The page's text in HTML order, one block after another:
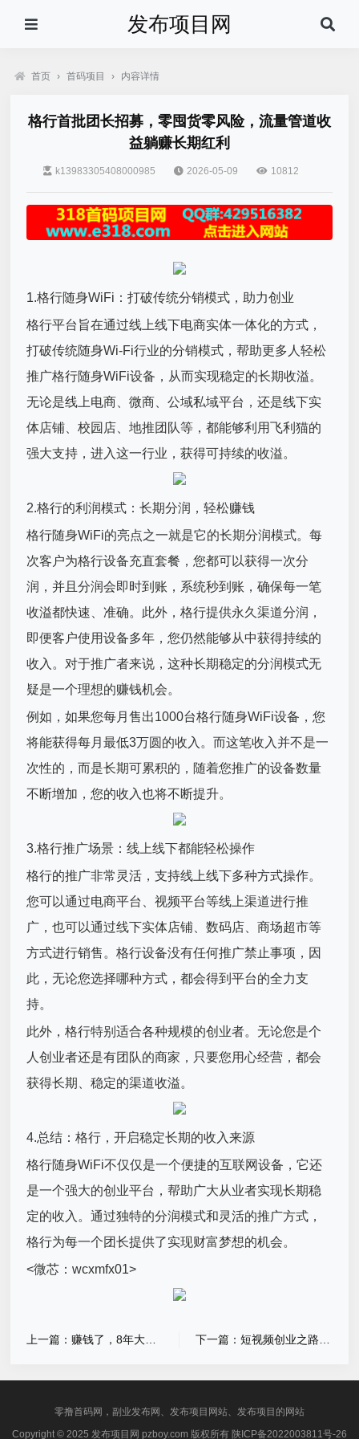
发布项目网
首页 › 首码项目 › 内容详情
格行首批团长招募，零囤货零风险，流量管道收
益躺赚长期红利
k13983305408000985 2026-05-09 10812
1.格行随身WiFi：打破传统分销模式，助力创业
格行平台旨在通过线上线下电商实体一体化的方式，
打破传统随身Wi-Fi行业的分销模式，帮助更多人轻松
推广格行随身WiFi设备，从而实现稳定的长期收溢。
无论是线上电商、微商、公域私域平台，还是线下实
体店铺、校园店、地推团队等，都能够利用飞利猫的
强大支持，进入这一行业，获得可持续的收溢。
2.格行的利润模式：长期分润，轻松赚钱
格行随身WiFi的亮点之一就是它的长期分润模式。每
次客户为格行设备充直套餐，您都可以获得一次分
润，并且分润会即时到账，系统秒到账，确保每一笔
收溢都快速、准确。此外，格行提供永久渠道分润，
即便客户使用设备多年，您仍然能够从中获得持续的
收入。对于推广者来说，这种长期稳定的分润模式无
疑是一个理想的赚钱机会。
例如，如果您每月售出1000台格行随身WiFi设备，您
将能获得每月最低3万圆的收入。而这笔收入并不是一
次性的，而是长期可累积的，随着您推广的设备数量
不断增加，您的收入也将不断提升。
3.格行推广场景：线上线下都能轻松操作
格行的推广非常灵活，支持线上线下多种方式操作。
您可以通过电商平台、视频平台等线上渠道进行推
广，也可以通过线下实体店铺、数码店、商场超市等
方式进行销售。格行设备没有任何推广禁止事项，因
此，无论您选择哪种方式，都会得到平台的全力支
持。
此外，格行特别适合各种规模的创业者。无论您是个
人创业者还是有团队的商家，只要您用心经营，都会
获得长期、稳定的渠道收溢。
4.总结：格行，开启稳定长期的收入来源
格行随身WiFi不仅仅是一个便捷的互联网设备，它还
是一个强大的创业平台，帮助广大从业者实现长期稳
定的收入。通过独特的分润模式和灵活的推广方式，
格行为每一个团长提供了实现财富梦想的机会。
<微芯：wcxmfx01>
零撸首码网，副业发布网、发布项目网站、发布项目的网站
Copyright © 2025 发布项目网 pzboy.com 版权所有 陕ICP备2022003811号-26